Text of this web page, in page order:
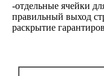
-отдельные ячейки
правильный выход
раскрытие